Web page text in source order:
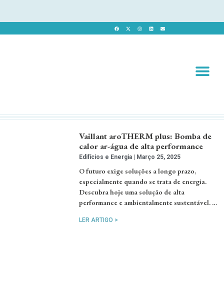
Vaillant aroTHERM plus: Bomba de
calor ar-água de alta performance
Edifícios e Energia Março 25, 2025
O futuro exige soluções a longo prazo,
especialmente quando se trata de energia.
Descubra hoje uma solução de alta
performance e ambientalmente sustentável. …
LER ARTIGO >